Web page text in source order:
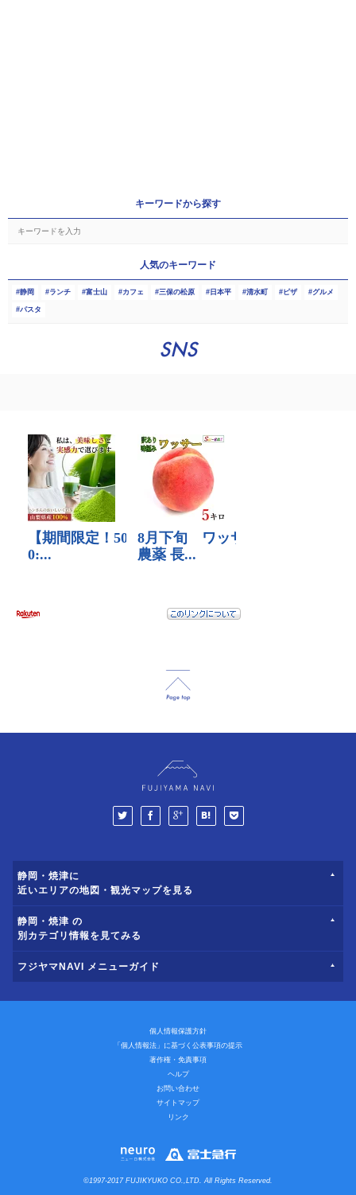
キーワードから探す
人気のキーワード
静岡 ランチ 富士山 カフェ 三保の松原 日本平 清水町 ピザ グルメ
パスタ
SNS
静岡・焼津に
近いエリアの地図・観光マップを見る
静岡・焼津 の
別カテゴリ情報を見てみる
フジヤマNAVI メニューガイド
個人情報保護方針
「個人情報法」に基づく公表事項の提示
著作権・免責事項
ヘルプ
お問い合わせ
サイトマップ
リンク
©1997-2017 FUJIKYUKO CO.,LTD. All Rights Reserved.